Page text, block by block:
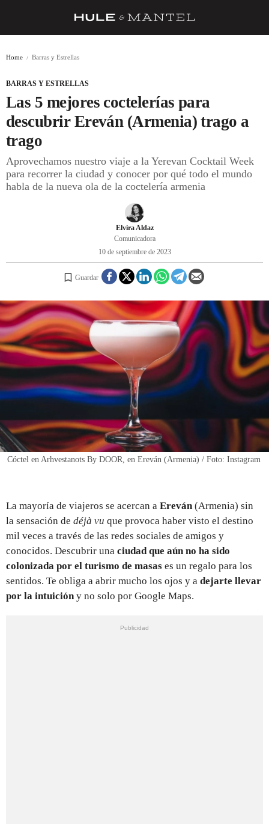
BARRAS Y ESTRELLAS
DÓNDE COMER
ÍDOLOS DE MESAS
CUADERNO DE VIAJE
REGISTRO
INICIAR SESIÓN
Home Barras y Estrellas
BARRAS Y ESTRELLAS
Las 5 mejores coctelerías para
descubrir Ereván (Armenia) trago a
trago
Aprovechamos nuestro viaje a la Yerevan Cocktail Week
para recorrer la ciudad y conocer por qué todo el mundo
habla de la nueva ola de la coctelería armenia
Elvira Aldaz
Comunicadora
10 de septiembre de 2023
Guardar
Cóctel en Arhvestanots By DOOR, en Ereván (Armenia) / Foto: Instagram
La mayoría de viajeros se acercan a Ereván(Armenia) sin
la sensación de déjà vu que provoca haber visto el destino
mil veces a través de las redes sociales de amigos y
conocidos. Descubrir una ciudad que aún no ha sido
colonizada por el turismo de masas es un regalo para los
sentidos. Te obliga a abrir mucho los ojos y a dejarte llevar
por la intuicióny no solo por Google Maps.